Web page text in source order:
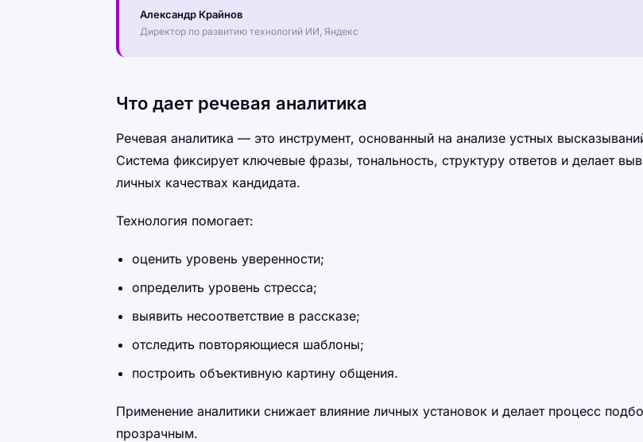
Александр Крайнов
Директор по развитию технологий ИИ, Яндекс
Что дает речевая аналитика
Речевая аналитика — это инструмент, основанный на анализе устных
Система фиксирует ключевые фразы, тональность, структуру ответов и делает
личных качествах кандидата.
Технология помогает:
оценить уровень уверенности;
определить уровень стресса;
выявить несоответствие в рассказе;
отследить повторяющиеся шаблоны;
построить объективную картину общения.
Применение аналитики снижает влияние личных установок и делает процесс
прозрачным.